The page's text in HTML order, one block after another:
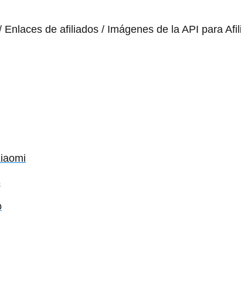
de afiliados / Imágenes de la API para